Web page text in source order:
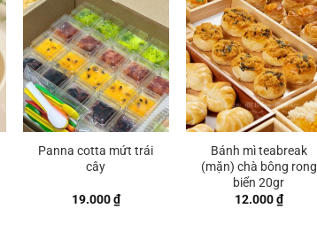
Panna cotta mứt trái
cây
19.000₫
Bánh mì teabreak
(mặn) chà bông rong
biển 20gr
12.000₫